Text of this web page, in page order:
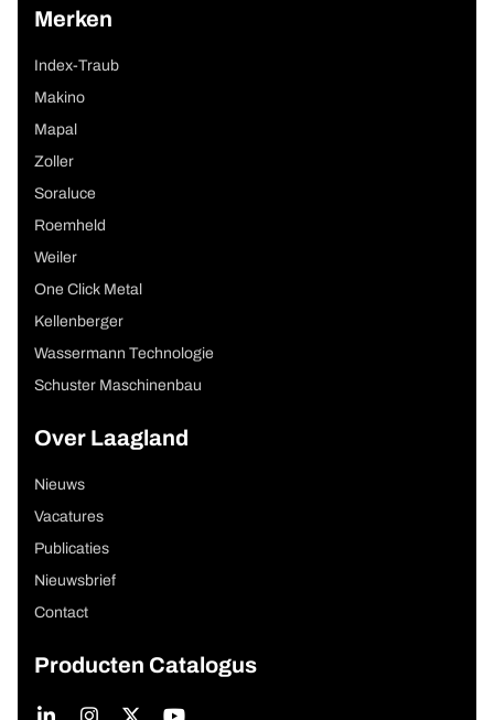
Merken
Index-Traub
Makino
Mapal
Zoller
Soraluce
Roemheld
Weiler
One Click Metal
Kellenberger
Wassermann Technologie
Schuster Maschinenbau
Over Laagland
Nieuws
Vacatures
Publicaties
Nieuwsbrief
Contact
Producten Catalogus